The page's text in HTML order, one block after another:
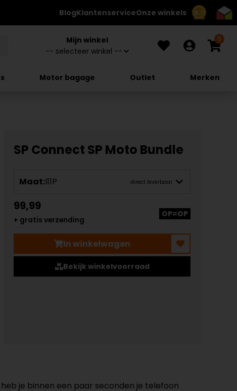
8.7
BlogKlantenserviceOnze winkels
Mijn winkel 0
Motor bagage Outlet Merken
SP Connect SP Moto Bundle
Maat:I11P direct leverbaar
99,99
+ gratis verzending
OP=OP
In winkelwagen
Bekijk winkelvoorraad
heb je binnen een paar seconden je telefoon